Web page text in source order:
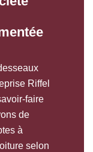
Riffel
faire
de
à
selon